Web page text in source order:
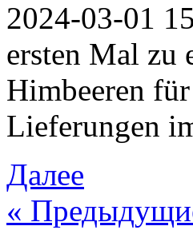
2024-03-01
ersten Mal zu
Himbeeren
Lieferungen
Далее
«